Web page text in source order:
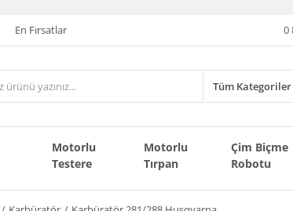
En Fırsatlar 0
Motorlu
Testere
Motorlu
Tırpan
Çim Biçme
Robotu